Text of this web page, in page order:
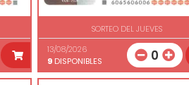
SORTEO DEL JUEVES
13/08/2026
9DISPONIBLES 0